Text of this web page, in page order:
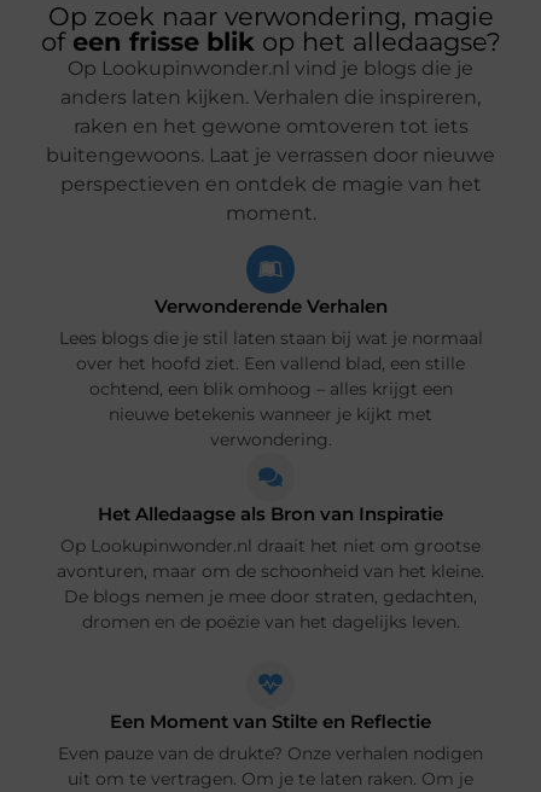
Op zoek naar verwondering, magie
of een frisse blikop het alledaagse?
Op Lookupinwonder.nl vind je blogs die je
anders laten kijken. Verhalen die inspireren,
raken en het gewone omtoveren tot iets
buitengewoons. Laat je verrassen door nieuwe
perspectieven en ontdek de magie van het
moment.
Verwonderende Verhalen
Lees blogs die je stil laten staan bij wat je normaal
over het hoofd ziet. Een vallend blad, een stille
ochtend, een blik omhoog – alles krijgt een
nieuwe betekenis wanneer je kijkt met
verwondering.
Het Alledaagse als Bron van Inspiratie
Op Lookupinwonder.nl draait het niet om grootse
avonturen, maar om de schoonheid van het kleine.
De blogs nemen je mee door straten, gedachten,
dromen en de poëzie van het dagelijks leven.
Een Moment van Stilte en Reflectie
Even pauze van de drukte? Onze verhalen nodigen
uit om te vertragen. Om je te laten raken. Om je